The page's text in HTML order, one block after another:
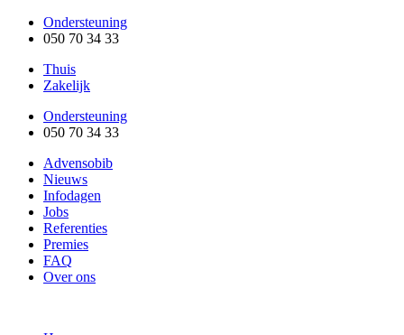
Ondersteuning
050 70 34 33
Thuis
Zakelijk
Ondersteuning
050 70 34 33
Advensobib
Nieuws
Infodagen
Jobs
Referenties
Premies
FAQ
Over ons